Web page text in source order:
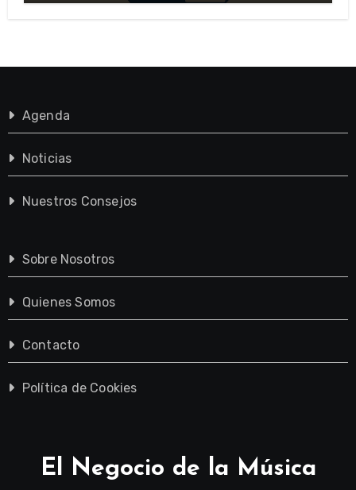
Agenda
Noticias
Nuestros Consejos
Sobre Nosotros
Quienes Somos
Contacto
Política de Cookies
El Negocio de la Música